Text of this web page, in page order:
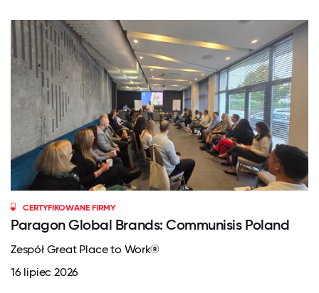
CERTYFIKOWANE FIRMY
Paragon Global Brands: Communisis Poland
Zespół Great Place to Work®
16 lipiec 2026